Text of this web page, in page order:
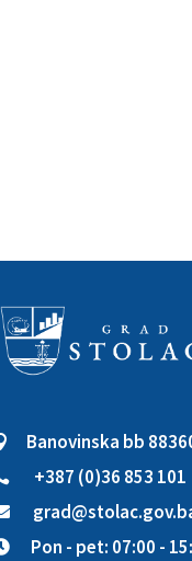
Banovinska bb
+387 (0)36 853 101
Pon - pet: 07:00 -